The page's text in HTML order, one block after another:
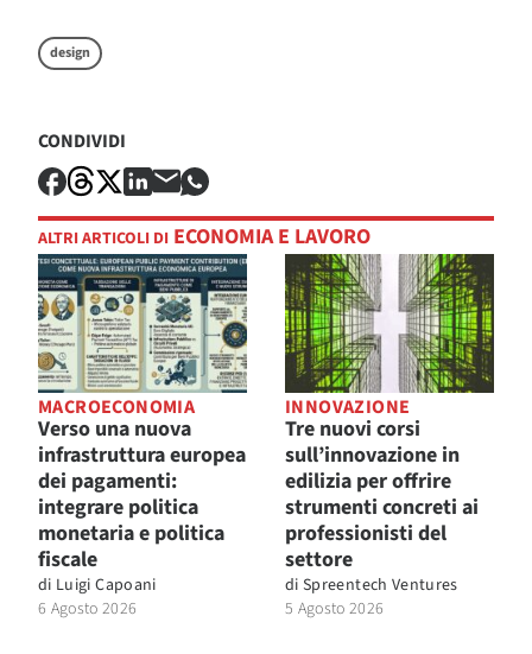
design
CONDIVIDI
ALTRI ARTICOLI DI ECONOMIA E LAVORO
MACROECONOMIA
Verso una nuova
infrastruttura europea
dei pagamenti:
integrare politica
monetaria e politica
fiscale
di Luigi Capoani
6 Agosto 2026
INNOVAZIONE
Tre nuovi corsi
sull’innovazione in
edilizia per offrire
strumenti concreti ai
professionisti del
settore
di Spreentech Ventures
5 Agosto 2026